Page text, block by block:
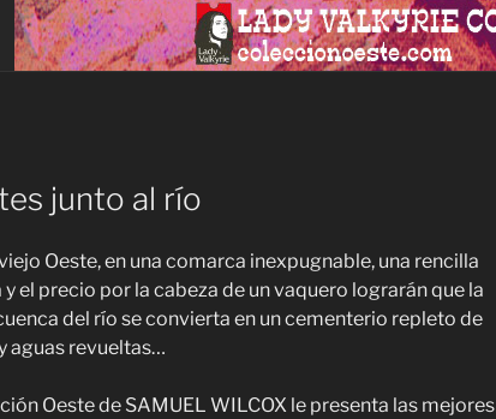
junto al río
Oeste, en una comarca inexpugnable, una rencilla
el precio por la cabeza de un vaquero lograrán que la
del río se convierta en un cementerio repleto de
aguas revueltas…
Oeste de SAMUEL WILCOX le presenta las mejores